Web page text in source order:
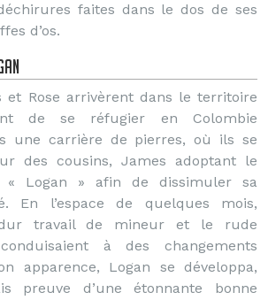
faites dans le dos de ses
d’os.
et Rose arrivèrent dans le territoire
de se réfugier en Colombie
une carrière de pierres, où ils se
des cousins, James adoptant le
Logan » afin de dissimuler sa
En l’espace de quelques mois,
travail de mineur et le rude
à des changements
apparence, Logan se développa,
preuve d’une étonnante bonne